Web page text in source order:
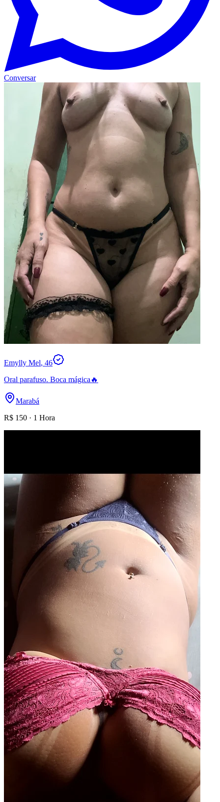
Conversar
Emylly Mel, 46
Oral parafuso. Boca mágica🔥
Marabá
R$ 150 · 1 Hora